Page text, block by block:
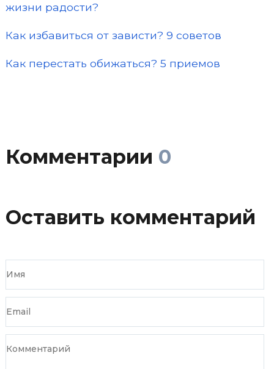
жизни радости?
Как избавиться от зависти? 9 советов
Как перестать обижаться? 5 приемов
Комментарии 0
Оставить комментарий